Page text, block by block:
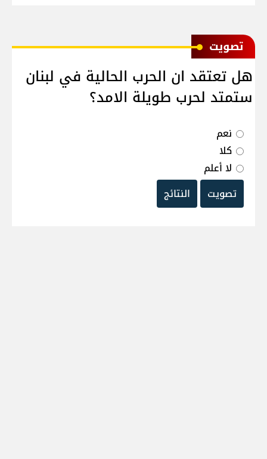
ﺗﺼﻮﻳﺖ
هل تعتقد ان الحرب الحالية في لبنان
ستمتد لحرب طويلة الامد؟
نعم
كلا
لا أعلم
تصويت
النتائج